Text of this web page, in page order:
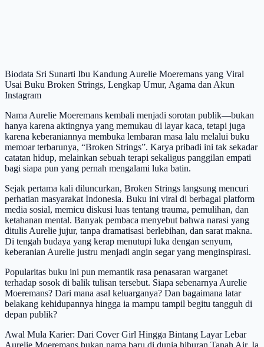
Biodata Sri Sunarti Ibu Kandung Aurelie Moeremans yang Viral
Usai Buku Broken Strings, Lengkap Umur, Agama dan Akun
Instagram
Nama Aurelie Moeremans kembali menjadi sorotan publik—bukan
hanya karena aktingnya yang memukau di layar kaca, tetapi juga
karena keberaniannya membuka lembaran masa lalu melalui buku
memoar terbarunya, “Broken Strings”. Karya pribadi ini tak sekadar
catatan hidup, melainkan sebuah terapi sekaligus panggilan empati
bagi siapa pun yang pernah mengalami luka batin.
Sejak pertama kali diluncurkan, Broken Strings langsung mencuri
perhatian masyarakat Indonesia. Buku ini viral di berbagai platform
media sosial, memicu diskusi luas tentang trauma, pemulihan, dan
ketahanan mental. Banyak pembaca menyebut bahwa narasi yang
ditulis Aurelie jujur, tanpa dramatisasi berlebihan, dan sarat makna.
Di tengah budaya yang kerap menutupi luka dengan senyum,
keberanian Aurelie justru menjadi angin segar yang menginspirasi.
Popularitas buku ini pun memantik rasa penasaran warganet
terhadap sosok di balik tulisan tersebut. Siapa sebenarnya Aurelie
Moeremans? Dari mana asal keluarganya? Dan bagaimana latar
belakang kehidupannya hingga ia mampu tampil begitu tangguh di
depan publik?
Awal Mula Karier: Dari Cover Girl Hingga Bintang Layar Lebar